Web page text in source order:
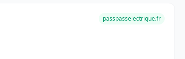
passpasselectrique.fr